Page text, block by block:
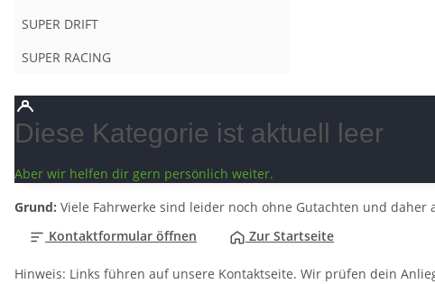
SUPER DRIFT
SUPER RACING
Diese Kategorie ist aktuell leer
Aber wir helfen dir gern persönlich weiter.
Grund: Viele Fahrwerke sind leider noch ohne Gutachten und
Kontaktformular öffnen
Zur Startseite
Hinweis: Links führen auf unsere Kontaktseite. Wir prüfen dein